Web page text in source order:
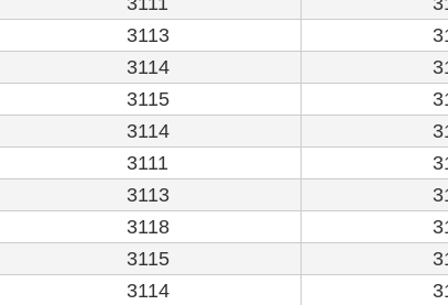
3113
3114
3115
3114
3111
3113
3118
3115
3114